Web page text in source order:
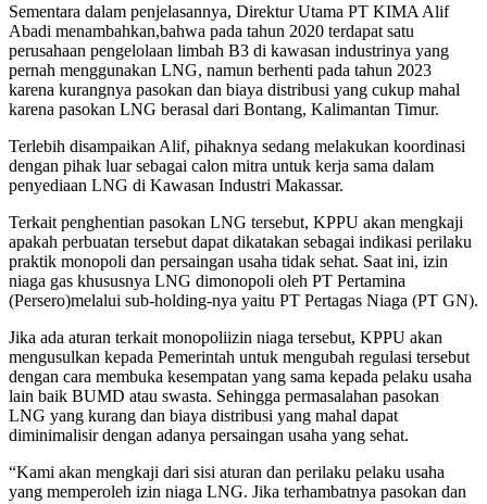
Sementara dalam penjelasannya, Direktur Utama PT KIMA Alif
Abadi menambahkan,bahwa pada tahun 2020 terdapat satu
perusahaan pengelolaan limbah B3 di kawasan industrinya yang
pernah menggunakan LNG, namun berhenti pada tahun 2023
karena kurangnya pasokan dan biaya distribusi yang cukup mahal
karena pasokan LNG berasal dari Bontang, Kalimantan Timur.
Terlebih disampaikan Alif, pihaknya sedang melakukan koordinasi
dengan pihak luar sebagai calon mitra untuk kerja sama dalam
penyediaan LNG di Kawasan Industri Makassar.
Terkait penghentian pasokan LNG tersebut, KPPU akan mengkaji
apakah perbuatan tersebut dapat dikatakan sebagai indikasi perilaku
praktik monopoli dan persaingan usaha tidak sehat. Saat ini, izin
niaga gas khususnya LNG dimonopoli oleh PT Pertamina
(Persero)melalui sub-holding-nya yaitu PT Pertagas Niaga (PT GN).
Jika ada aturan terkait monopoliizin niaga tersebut, KPPU akan
mengusulkan kepada Pemerintah untuk mengubah regulasi tersebut
dengan cara membuka kesempatan yang sama kepada pelaku usaha
lain baik BUMD atau swasta. Sehingga permasalahan pasokan
LNG yang kurang dan biaya distribusi yang mahal dapat
diminimalisir dengan adanya persaingan usaha yang sehat.
“Kami akan mengkaji dari sisi aturan dan perilaku pelaku usaha
yang memperoleh izin niaga LNG. Jika terhambatnya pasokan dan